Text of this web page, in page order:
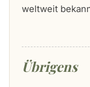
weltweit
Übrigens